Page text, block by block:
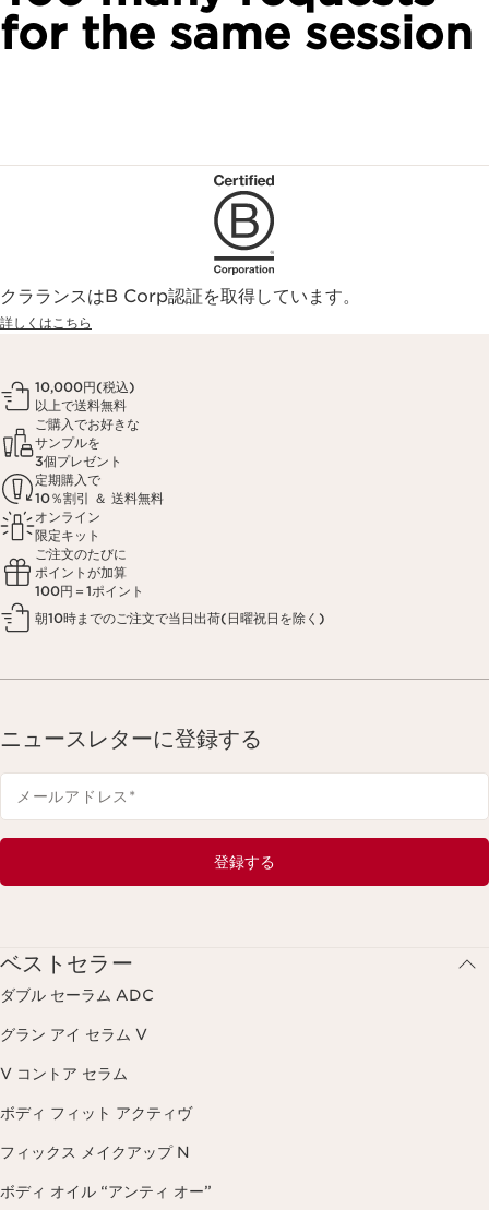
for the same session
クラランスはB Corp認証を取得しています。
詳しくはこちら
10,000円(税込)
以上で送料無料
ご購入でお好きな
サンプルを
3個プレゼント
定期購入で
10％割引 ＆ 送料無料
オンライン
限定キット
ご注文のたびに
ポイントが加算
100円＝1ポイント
朝10時までのご注文で当日出荷(日曜祝日を除く)
ニュースレターに登録する
メールアドレス *
登録する
ベストセラー
ダブル セーラム ADC
グラン アイ セラム V
V コントア セラム
ボディ フィット アクティヴ
フィックス メイクアップ N
ボディ オイル “アンティ オー”